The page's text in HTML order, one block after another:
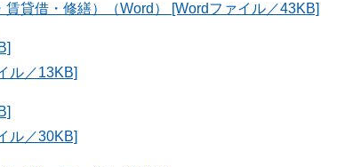
賃貸借・修繕）（Word） [Wordファイル／43KB]
ル／13KB]
ル／30KB]